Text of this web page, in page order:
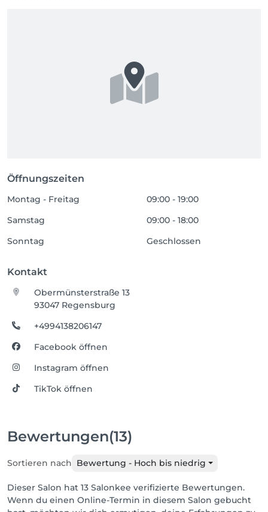
Öffnungszeiten
Montag - Freitag
09:00 - 19:00
Samstag
09:00 - 18:00
Sonntag
Geschlossen
Kontakt
Obermünsterstraße 13
93047 Regensburg
+4994138206147
Facebook öffnen
Instagram öffnen
TikTok öffnen
Bewertungen(13)
Sortieren nach Bewertung - Hoch bis niedrig
Dieser Salon hat 13 Salonkee verifizierte Bewertungen.
Wenn du einen Online-Termin in diesem Salon gebucht